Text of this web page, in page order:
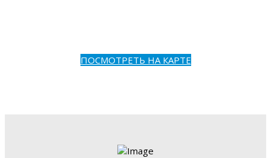
ПОСМОТРЕТЬ НА КАРТЕ